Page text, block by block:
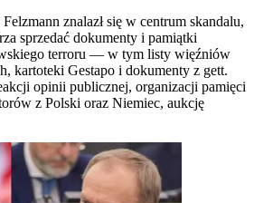
znalazł się w centrum skandalu,
sprzedać dokumenty i pamiątki
terroru — w tym listy więźniów
kartoteki Gestapo i dokumenty z gett.
opinii publicznej, organizacji pamięci
z Polski oraz Niemiec, aukcję